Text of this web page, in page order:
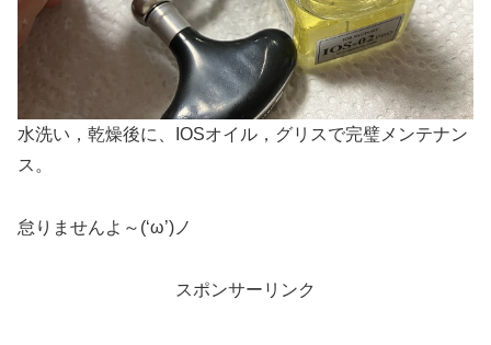
水洗い，乾燥後に、IOSオイル，グリスで完璧メンテナン
ス。
怠りませんよ～(‘ω’)ノ
スポンサーリンク